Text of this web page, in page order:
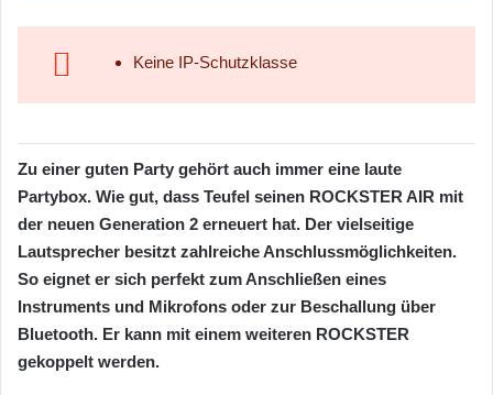
Keine IP-Schutzklasse
Zu einer guten Party gehört auch immer eine laute
Partybox. Wie gut, dass Teufel seinen ROCKSTER AIR mit
der neuen Generation 2 erneuert hat. Der vielseitige
Lautsprecher besitzt zahlreiche Anschlussmöglichkeiten.
So eignet er sich perfekt zum Anschließen eines
Instruments und Mikrofons oder zur Beschallung über
Bluetooth. Er kann mit einem weiteren ROCKSTER
gekoppelt werden.